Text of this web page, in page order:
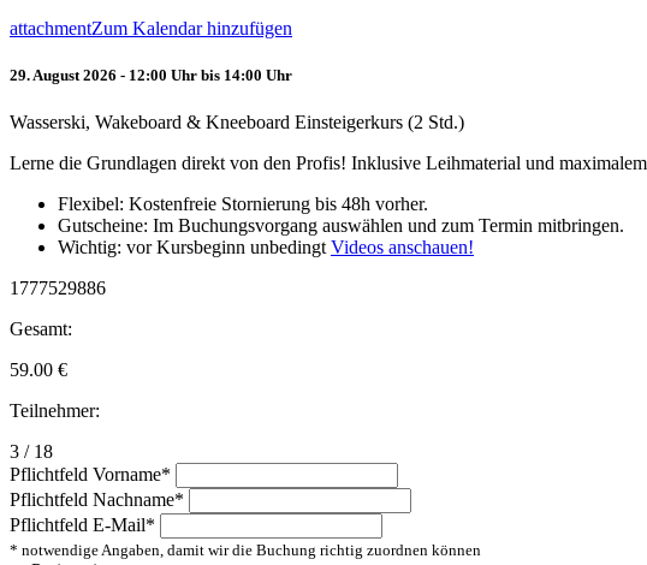
attachmentZum Kalendar hinzufügen
29. August 2026 - 12:00 Uhr bis 14:00 Uhr
Wasserski, Wakeboard & Kneeboard Einsteigerkurs (2 Std.)
Lerne die Grundlagen direkt von den Profis! Inklusive Leihmaterial und
Flexibel: Kostenfreie Stornierung bis 48h vorher.
Gutscheine: Im Buchungsvorgang auswählen und zum Termin mitbringen.
Wichtig: vor Kursbeginn unbedingtVideos anschauen!
1777529886
Gesamt:
59.00 €
Teilnehmer:
3 / 18
Pflichtfeld Vorname*
Pflichtfeld Nachname*
Pflichtfeld E-Mail*
* notwendige Angaben, damit wir die Buchung richtig zuordnen können